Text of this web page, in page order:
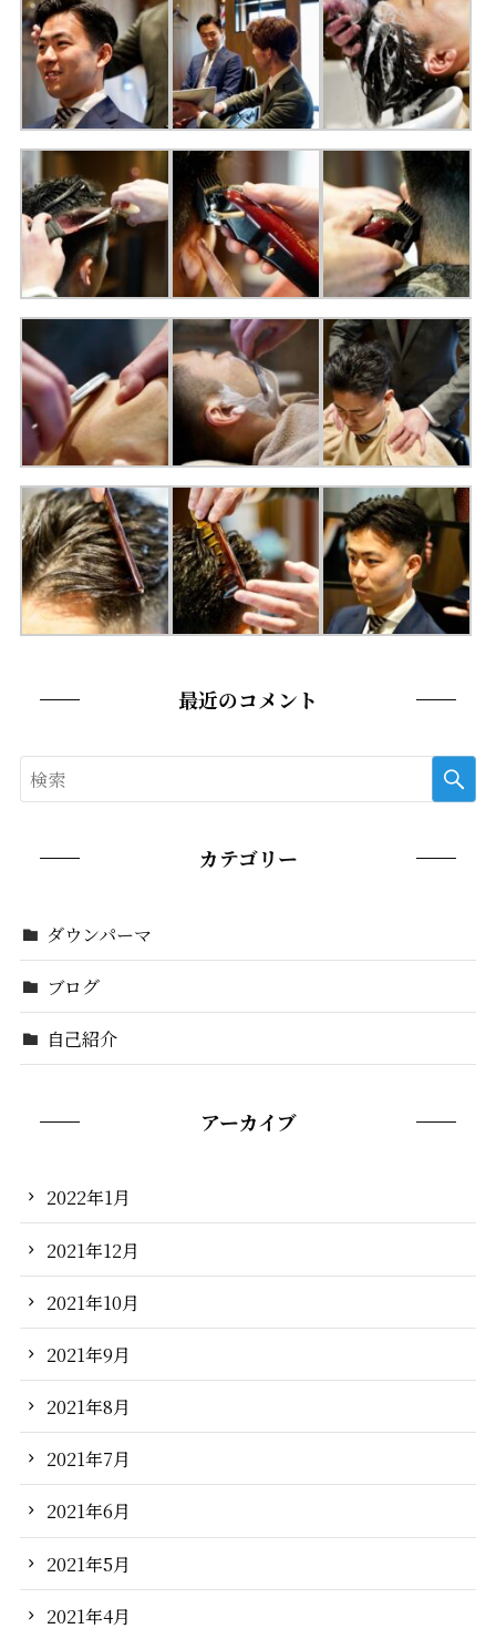
最近のコメント
カテゴリー
ダウンパーマ
ブログ
自己紹介
アーカイブ
2022年1月
2021年12月
2021年10月
2021年9月
2021年8月
2021年7月
2021年6月
2021年5月
2021年4月